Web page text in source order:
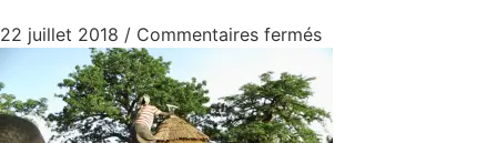
22 juillet 2018 / Commentaires ferméssur IMG-20180716-